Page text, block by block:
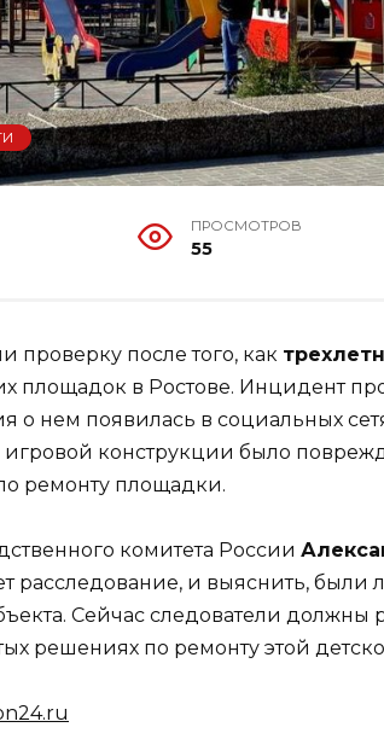
ПРОСМОТРОВ
55
проверку после того, как
площадок в Ростове. Инцидент
о нем появилась в социальных
конструкции было
ремонту площадки.
комитета России
расследование, и выяснить,
Сейчас следователи должны
решениях по ремонту этой